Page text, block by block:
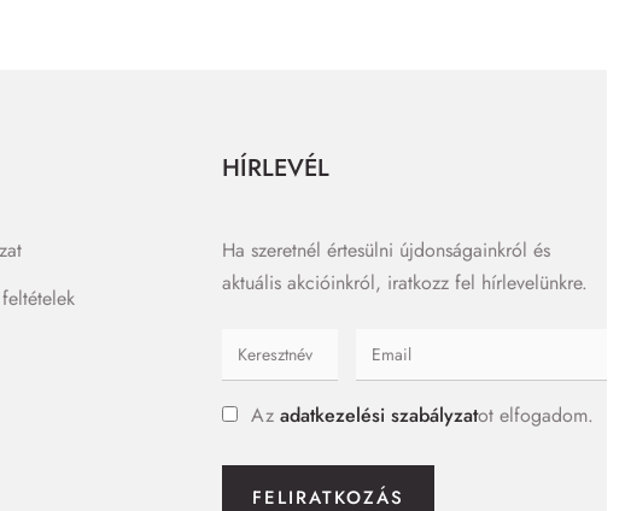
HÍRLEVÉL
Ha szeretnél értesülni újdonságainkról és
aktuális akcióinkról, iratkozz fel hírlevelünkre.
Az adatkezelési szabályzatot elfogadom.
FELIRATKOZÁS